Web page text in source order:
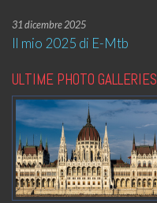
31 dicembre 2025
Il mio 2025 di E-Mtb
ULTIME PHOTO GALLERIES